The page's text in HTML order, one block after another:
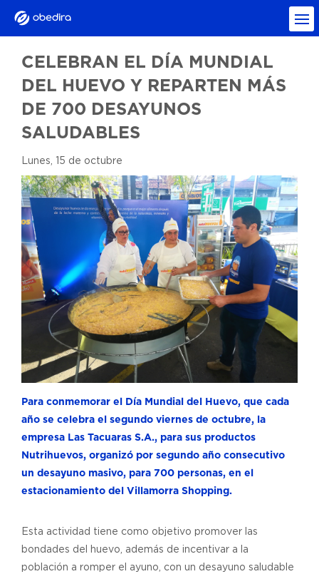
CELEBRAN EL DÍA MUNDIAL
DEL HUEVO Y REPARTEN MÁS
DE 700 DESAYUNOS
SALUDABLES
Lunes, 15 de octubre
Para conmemorar el Día Mundial del Huevo, que cada
año se celebra el segundo viernes de octubre, la
empresa Las Tacuaras S.A., para sus productos
Nutrihuevos, organizó por segundo año consecutivo
un desayuno masivo, para 700 personas, en el
estacionamiento del Villamorra Shopping.
Esta actividad tiene como objetivo promover las
bondades del huevo, además de incentivar a la
población a romper el ayuno, con un desayuno saludable